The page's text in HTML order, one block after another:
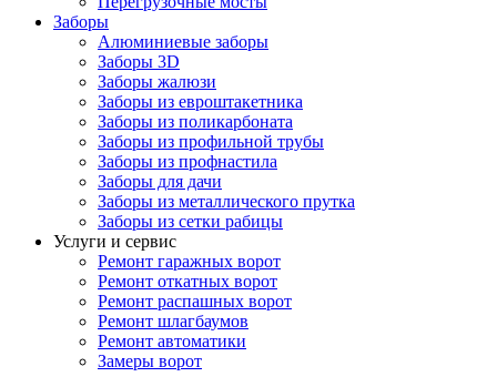
Заборы
Алюминиевые заборы
Заборы 3D
Заборы жалюзи
Заборы из евроштакетника
Заборы из поликарбоната
Заборы из профильной трубы
Заборы из профнастила
Заборы для дачи
Заборы из металлического прутка
Заборы из сетки рабицы
Услуги и сервис
Ремонт гаражных ворот
Ремонт откатных ворот
Ремонт распашных ворот
Ремонт шлагбаумов
Ремонт автоматики
Замеры ворот